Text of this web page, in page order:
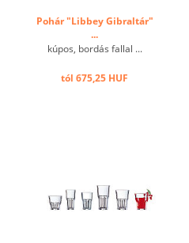
Pohár "Libbey Gibraltár"
...
kúpos, bordás fallal ...
tól 675,25 HUF